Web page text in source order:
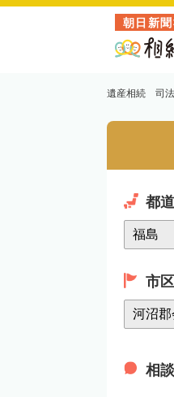
朝日新
遺産相続 司
都
市
相